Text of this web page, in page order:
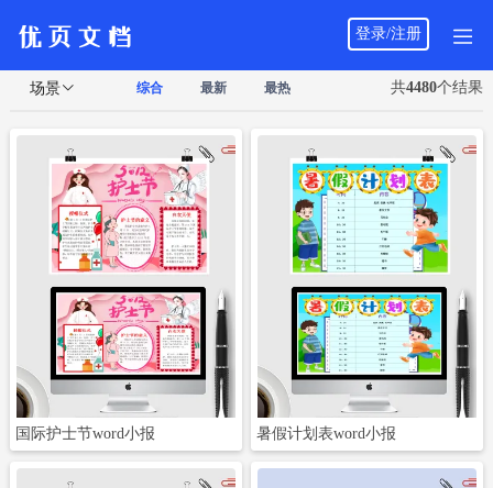
登录/注册
场景 综合 最新 最热 共4480个结果
国际护士节word小报 暑假计划表word小报
立即下载 立即下载